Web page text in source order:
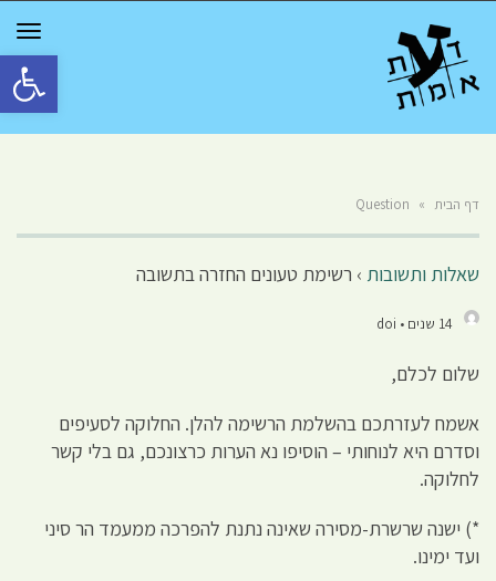
פתח
דף הבית »
Question
שאלות ותשובות › רשימת טעונים החזרה בתשובה
14 שנים • doi
שלום לכלם,
אשמח לעזרתכם בהשלמת הרשימה להלן. החלוקה לסעיפים
וסדרם היא לנוחותי – הוסיפו נא הערות כרצונכם, גם בלי קשר
לחלוקה.
*) ישנה שרשרת-מסירה שאינה נתנת להפרכה ממעמד הר סיני
ועד ימינו.